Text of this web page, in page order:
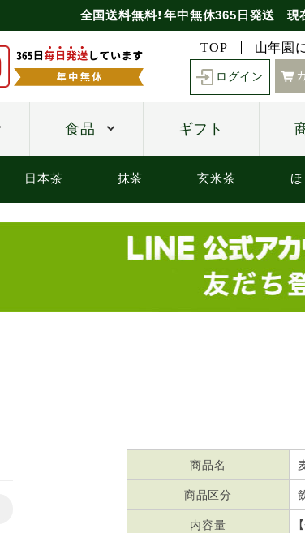
全国送料無料！年中無休365日発送 現
TOP 山年園
ログイン
食品 ギフト
日本茶 抹茶 玄米茶
商品名
商品区分
内容量